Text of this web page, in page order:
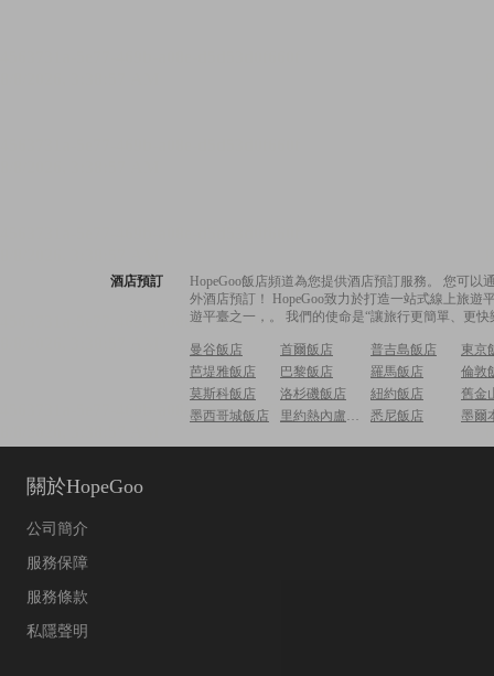
酒店預訂
HopeGoo飯店頻道為您提供酒店預訂服務。 您可
外酒店預訂！ HopeGoo致力於打造一站式線上旅
遊平臺之一，。 我們的使命是“讓旅行更簡單、更
曼谷飯店 首爾飯店 普吉島飯店
東京
芭堤雅飯店
巴黎飯店 羅馬飯店
倫敦
莫斯科飯店
洛杉磯飯店 紐約飯店
舊金
墨西哥城飯店
里約熱內盧飯店 悉尼飯店 墨爾
關於HopeGoo
公司簡介
服務保障
服務條款
私隱聲明